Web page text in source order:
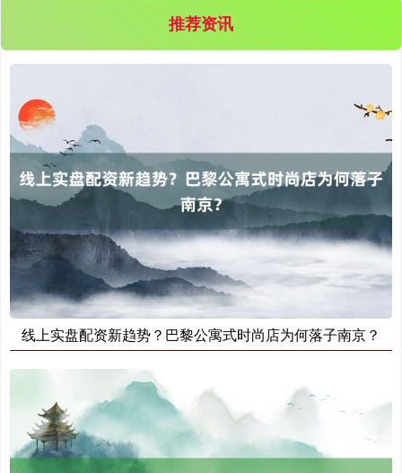
推荐资讯
线上实盘配资新趋势？巴黎公寓式时尚店为何落子南京？